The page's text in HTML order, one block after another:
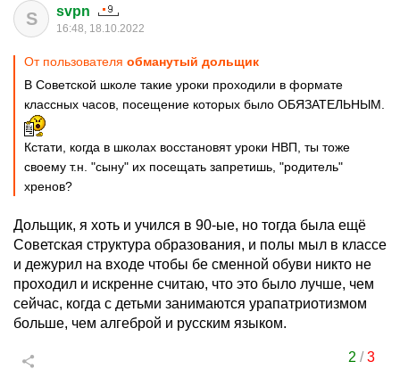
S svpn
16:48, 18.10.2022
От пользователя обманутый дольщик
В Советской школе такие уроки проходили в формате
классных часов, посещение которых было ОБЯЗАТЕЛЬНЫМ.
Кстати, когда в школах восстановят уроки НВП, ты тоже
своему т.н. "сыну" их посещать запретишь, "родитель"
хренов?
Дольщик, я хоть и учился в 90-ые, но тогда была ещё
Советская структура образования, и полы мыл в классе
и дежурил на входе чтобы бе сменной обуви никто не
проходил и искренне считаю, что это было лучше, чем
сейчас, когда с детьми занимаются урапатриотизмом
больше, чем алгеброй и русским языком.
2 /3